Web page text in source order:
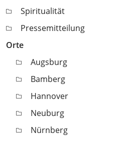
Spiritualität
Pressemitteilung
Orte
Augsburg
Bamberg
Hannover
Neuburg
Nürnberg